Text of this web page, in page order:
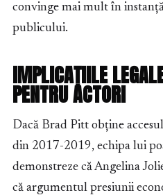
convinge mai mult în
publicului.
IMPLICAȚIILE
PENTRU ACTORI
Dacă Brad Pitt obține
din 2017-2019, echipa lui
demonstreze că Angelina
că argumentul presiunii